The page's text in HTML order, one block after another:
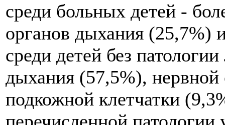
среди больных детей -
органов дыхания (25,7%)
среди детей без
дыхания (57,5%),
подкожной клетчатки